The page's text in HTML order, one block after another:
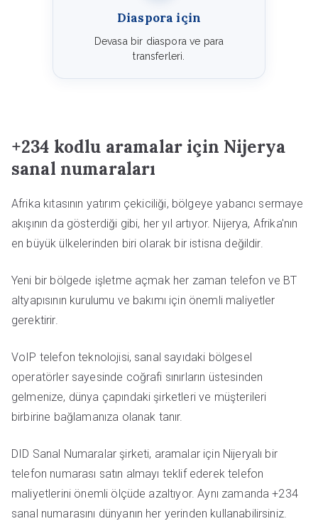
Diaspora için
Devasa bir diaspora ve para
transferleri.
+234 kodlu aramalar için Nijerya
sanal numaraları
Afrika kıtasının yatırım çekiciliği, bölgeye yabancı sermaye
akışının da gösterdiği gibi, her yıl artıyor. Nijerya, Afrika'nın
en büyük ülkelerinden biri olarak bir istisna değildir.
Yeni bir bölgede işletme açmak her zaman telefon ve BT
altyapısının kurulumu ve bakımı için önemli maliyetler
gerektirir.
VoIP telefon teknolojisi, sanal sayıdaki bölgesel
operatörler sayesinde coğrafi sınırların üstesinden
gelmenize, dünya çapındaki şirketleri ve müşterileri
birbirine bağlamanıza olanak tanır.
DID Sanal Numaralar şirketi, aramalar için Nijeryalı bir
telefon numarası satın almayı teklif ederek telefon
maliyetlerini önemli ölçüde azaltıyor. Aynı zamanda +234
sanal numarasını dünyanın her yerinden kullanabilirsiniz.